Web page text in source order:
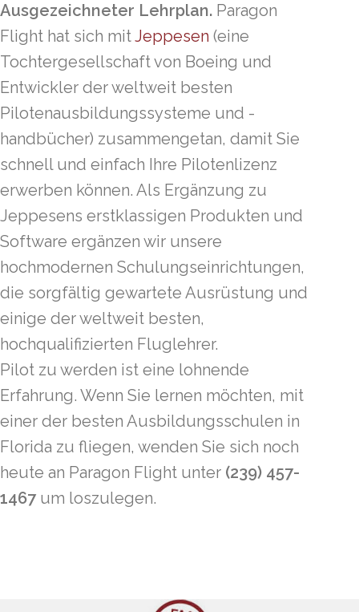
Ausgezeichneter Lehrplan. Paragon
Flight hat sich mitJeppesen (eine
Tochtergesellschaft von Boeing und
Entwickler der weltweit besten
Pilotenausbildungssysteme und -
handbücher) zusammengetan, damit Sie
schnell und einfach Ihre Pilotenlizenz
erwerben können. Als Ergänzung zu
Jeppesens erstklassigen Produkten und
Software ergänzen wir unsere
hochmodernen Schulungseinrichtungen,
die sorgfältig gewartete Ausrüstung und
einige der weltweit besten,
hochqualifizierten Fluglehrer.
Pilot zu werden ist eine lohnende
Erfahrung. Wenn Sie lernen möchten, mit
einer der besten Ausbildungsschulen in
Florida zu fliegen, wenden Sie sich noch
heute an Paragon Flight unter (239) 457-
1467 um loszulegen.